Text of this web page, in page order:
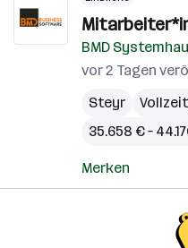
BMD
vor 2 Tagen
Steyr
35.658 € –
Merken